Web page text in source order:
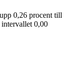
0,26 procent till
0,00